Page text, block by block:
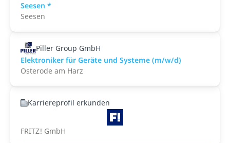
Seesen *
Seesen
Piller Group GmbH
Elektroniker für Geräte und Systeme (m/w/d)
Osterode am Harz
Karriereprofil erkunden
FRITZ! GmbH